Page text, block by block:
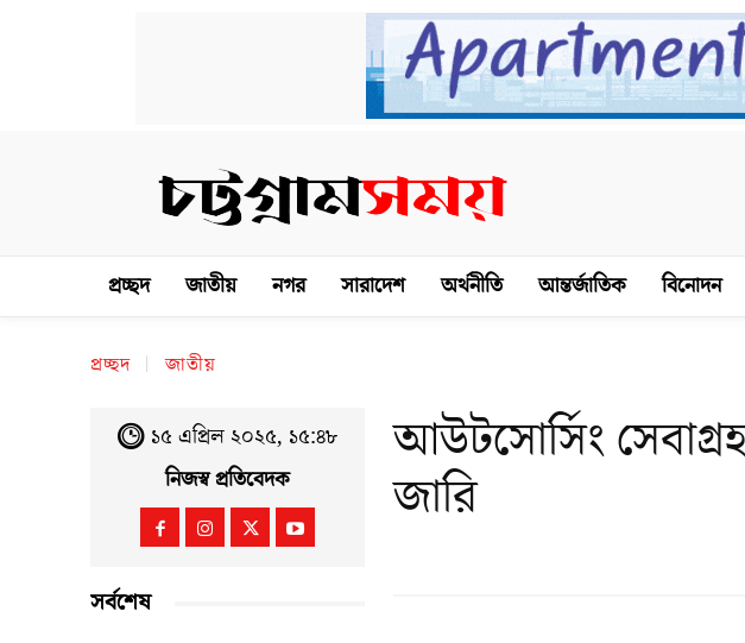
প্রচ্ছদ জাতীয় নগর সারাদেশ অর্থনীতি আন্তর্জাতিক বিনোদন
প্রচ্ছদ জাতীয়
১৫ এপ্রিল ২০২৫, ১৫:৪৮
নিজস্ব প্রতিবেদক
সর্বশেষ
আউটসোর্সিং
জারি